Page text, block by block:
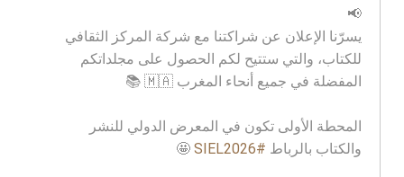
📢
يسرّنا الإعلان عن شراكتنا مع شركة المركز الثقافي
للكتاب، والتي ستتيح لكم الحصول على مجلداتكم
المفضلة في جميع أنحاء المغرب 🇲🇦 📚
المحطة الأولى تكون في المعرض الدولي للنشر
والكتاب بالرباط #SIEL2026
🤩